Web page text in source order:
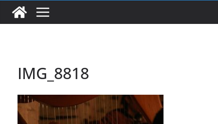
IMG_8818